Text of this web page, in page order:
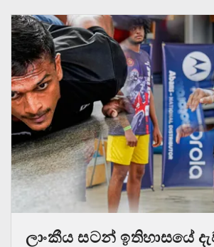
ලාංකීය සටන් ඉතිහාසයේ